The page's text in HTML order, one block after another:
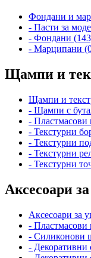
Фондани и
- Пасти за
- Фондани
- Марципани
Щампи и
Щампи и
- Щампи с
-
- Текстурни
- Текстурни
- Текстурни
- Текстурни
Аксесоари
Аксесоари за
-
- Силиконови
- Декоративни